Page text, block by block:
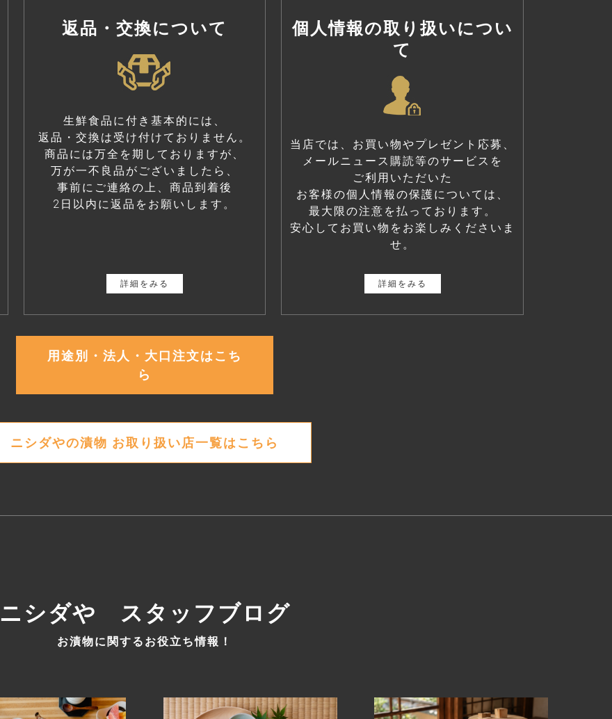
返品・交換について
生鮮食品に付き基本的には、
返品・交換は受け付けておりません。
商品には万全を期しておりますが、
万が一不良品がございましたら、
事前にご連絡の上、商品到着後
2日以内に返品をお願いします。
詳細をみる
個人情報の取り扱いについ
て
当店では、お買い物やプレゼント応募、
メールニュース購読等のサービスを
ご利用いただいた
お客様の個人情報の保護については、
最大限の注意を払っております。
安心してお買い物をお楽しみくださいま
せ。
詳細をみる
用途別・法人・大口注文はこち
ら
ニシダやの漬物 お取り扱い店一覧はこちら
ニシダや スタッフブログ
お漬物に関するお役立ち情報！